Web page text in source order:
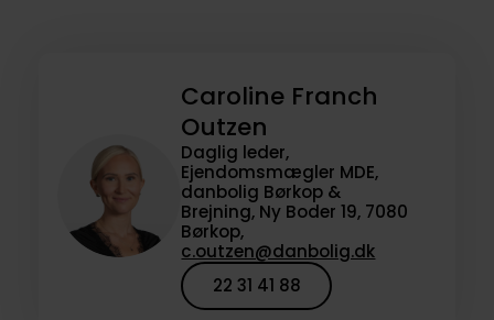
Caroline Franch
Outzen
Daglig leder,
Ejendomsmægler MDE,
danbolig Børkop &
Brejning, Ny Boder 19, 7080
Børkop,
c.outzen@danbolig.dk
22 31 41 88